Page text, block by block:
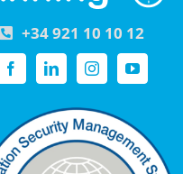
+34 921 10 10 12